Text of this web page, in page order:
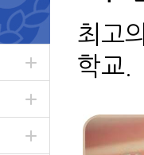
최고
학교.